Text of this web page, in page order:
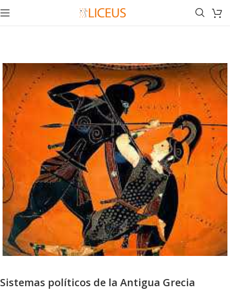
Sistemas políticos de la Antigua Grecia